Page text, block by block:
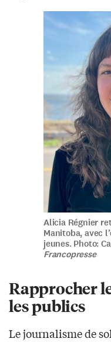
Alicia Régnier
Manitoba, avec
jeunes. Photo:
Francopresse
Rapprocher
les publics
Le journalisme de